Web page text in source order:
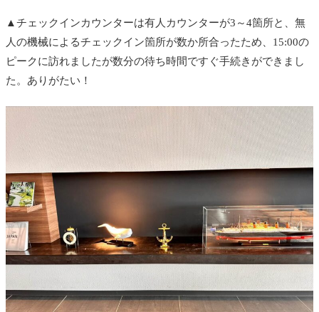
▲チェックインカウンターは有人カウンターが3～4箇所と、無
人の機械によるチェックイン箇所が数か所合ったため、15:00の
ピークに訪れましたが数分の待ち時間ですぐ手続きができまし
た。ありがたい！